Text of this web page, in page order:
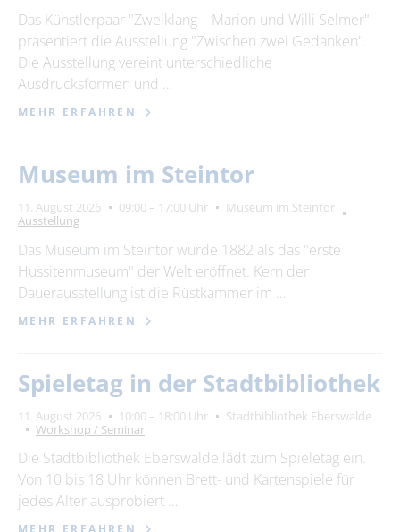
Das Künstlerpaar "Zweiklang – Marion und Willi Selmer"
präsentiert die Ausstellung "Zwischen zwei Gedanken".
Die Ausstellung vereint unterschiedliche
Ausdrucksformen und …
MEHR ERFAHREN
Museum im Steintor
11. August 2026 09:00 – 17:00 Uhr
Museum im Steintor
Ausstellung
Das Museum im Steintor wurde 1882 als das "erste
Hussitenmuseum" der Welt eröffnet. Kern der
Dauerausstellung ist die Rüstkammer im …
MEHR ERFAHREN
Spieletag in der Stadtbibliothek
11. August 2026 10:00 – 18:00 Uhr
Stadtbibliothek Eberswalde
Workshop / Seminar
Die Stadtbibliothek Eberswalde lädt zum Spieletag ein.
Von 10 bis 18 Uhr können Brett- und Kartenspiele für
jedes Alter ausprobiert …